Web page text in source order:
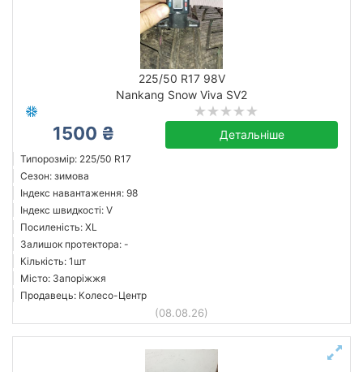
225/50 R17 98V
Nankang Snow Viva SV2
1500 ₴ Детальніше
Типорозмір: 225/50 R17
Сезон: зимова
Індекс навантаження: 98
Індекс швидкості: V
Посиленість: XL
Залишок протектора: -
Кількість: 1шт
Місто: Запоріжжя
Продавець: Колесо-Центр
(08.08.26)